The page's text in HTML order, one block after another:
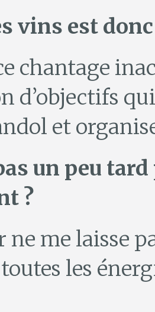
vins est
chantage
d’objectifs
et
un peu
?
ne me laisse
les